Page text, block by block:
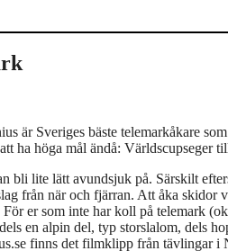
är Sveriges bäste telemarkåkare
ha höga mål ändå: Världscupseger
bli lite lätt avundsjuk på. Särskilt
från när och fjärran. Att åka skidor
er som inte har koll på telemark
en alpin del, typ storslalom, dels
finns det filmklipp från tävlingar